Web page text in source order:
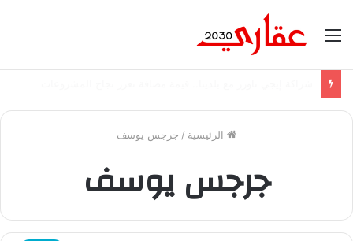
القائمة
الرئيسية / جرجس يوسف
جرجس يوسف